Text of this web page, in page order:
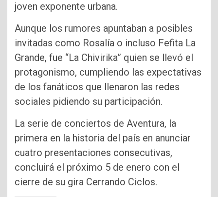
joven exponente urbana.
Aunque los rumores apuntaban a posibles
invitadas como Rosalía o incluso Fefita La
Grande, fue “La Chivirika” quien se llevó el
protagonismo, cumpliendo las expectativas
de los fanáticos que llenaron las redes
sociales pidiendo su participación.
La serie de conciertos de Aventura, la
primera en la historia del país en anunciar
cuatro presentaciones consecutivas,
concluirá el próximo 5 de enero con el
cierre de su gira Cerrando Ciclos.